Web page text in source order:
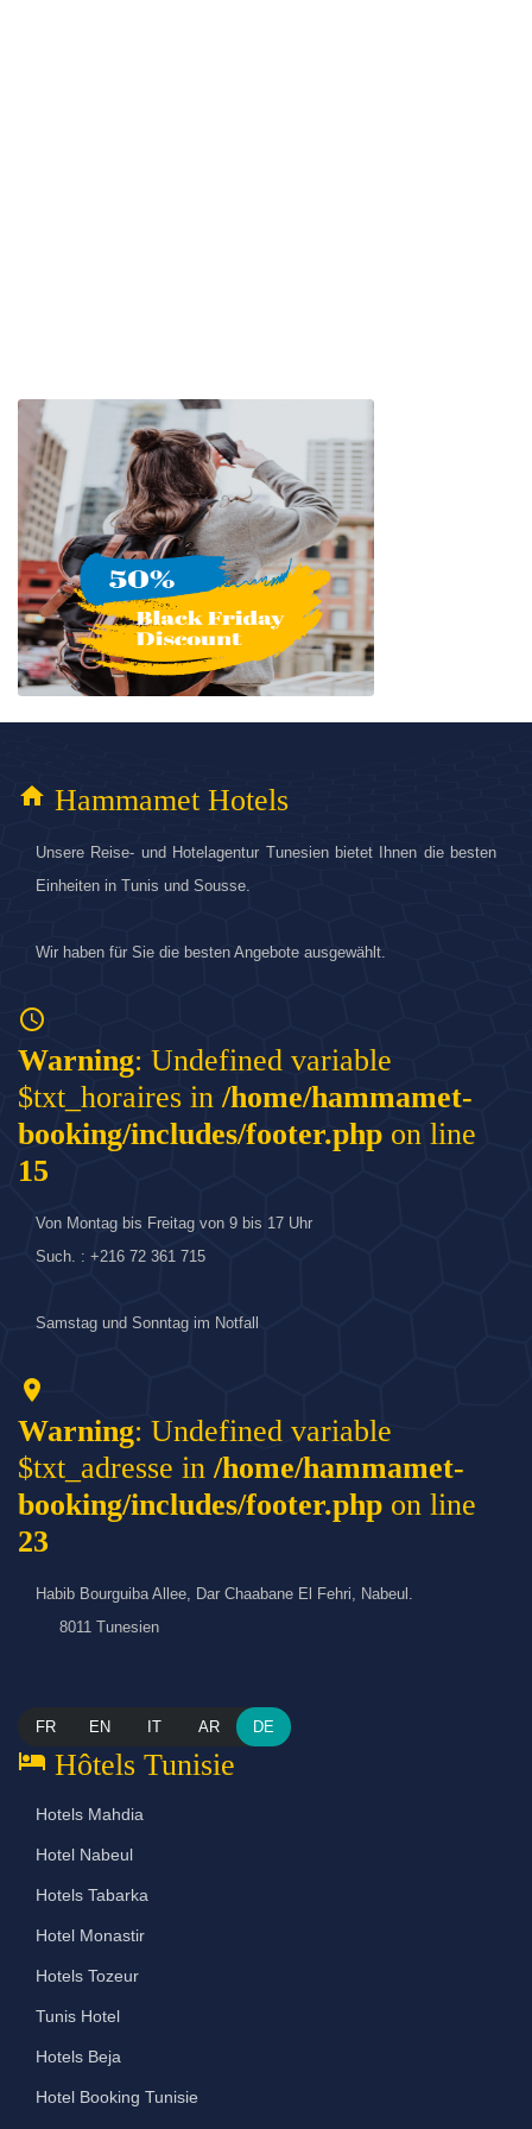
home Hammamet Hotels
Unsere Reise- und Hotelagentur Tunesien bietet Ihnen die besten
Einheiten in Tunis und Sousse.
Wir haben für Sie die besten Angebote ausgewählt.
access_time
Warning: Undefined variable
$txt_horaires in /home/hammamet-
booking/includes/footer.php on line
15
Von Montag bis Freitag von 9 bis 17 Uhr
Such. : +216 72 361 715
Samstag und Sonntag im Notfall
location_on
Warning: Undefined variable
$txt_adresse in /home/hammamet-
booking/includes/footer.php on line
23
Habib Bourguiba Allee, Dar Chaabane El Fehri, Nabeul.
8011 Tunesien
FR EN IT AR DE
hotel Hôtels Tunisie
Hotels Mahdia
Hotel Nabeul
Hotels Tabarka
Hotel Monastir
Hotels Tozeur
Tunis Hotel
Hotels Beja
Hotel Booking Tunisie